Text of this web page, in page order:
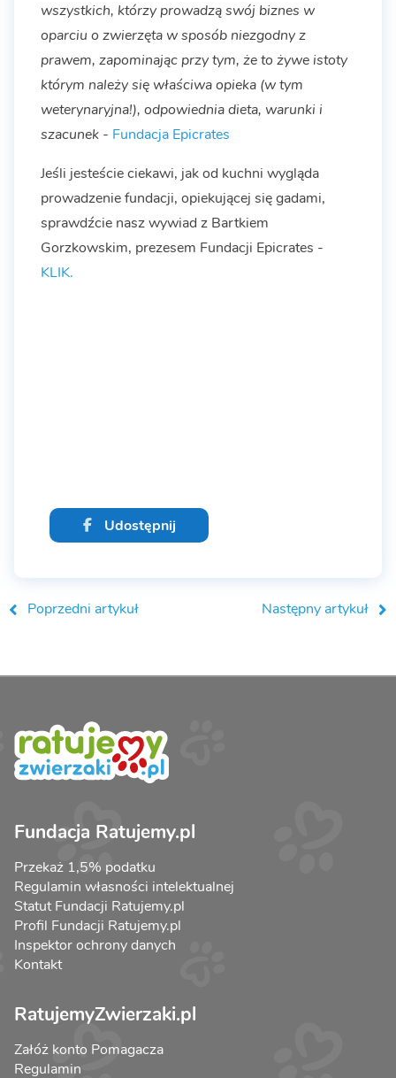
wszystkich, którzy prowadzą swój biznes w
oparciu o zwierzęta w sposób niezgodny z
prawem, zapominając przy tym, że to żywe istoty
którym należy się właściwa opieka (w tym
weterynaryjna!), odpowiednia dieta, warunki i
szacunek - Fundacja Epicrates
Jeśli jesteście ciekawi, jak od kuchni wygląda
prowadzenie fundacji, opiekującej się gadami,
sprawdźcie nasz wywiad z Bartkiem
Gorzkowskim, prezesem Fundacji Epicrates -
KLIK.
Udostępnij
Poprzedni artykuł Następny artykuł
Fundacja Ratujemy.pl
Przekaż 1,5% podatku
Regulamin własności intelektualnej
Statut Fundacji Ratujemy.pl
Profil Fundacji Ratujemy.pl
Inspektor ochrony danych
Kontakt
RatujemyZwierzaki.pl
Załóż konto Pomagacza
Regulamin